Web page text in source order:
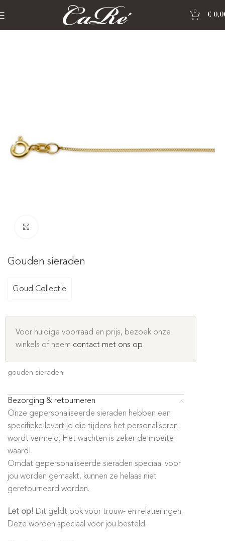
0
€
Gouden sieraden
Gouden sieraden
Goud Collectie
Voor huidige voorraad en prijs, bezoek onze
winkels of neem contact met ons op
gouden sieraden
Bezorging & retourneren
Onze gepersonaliseerde sieraden hebben een
specifieke levertijd die tijdens het personaliseren
wordt vermeld. Het wachten is zeker de moeite
waard!
Omdat gepersonaliseerde sieraden speciaal voor
jou worden gemaakt, kunnen ze helaas niet
geretourneerd worden.
Let op! Dit geldt ook voor trouw- en relatieringen.
Deze worden speciaal voor jou besteld.